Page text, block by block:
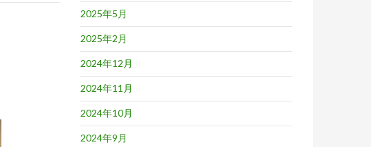
2025年5月
2025年2月
2024年12月
2024年11月
2024年10月
2024年9月